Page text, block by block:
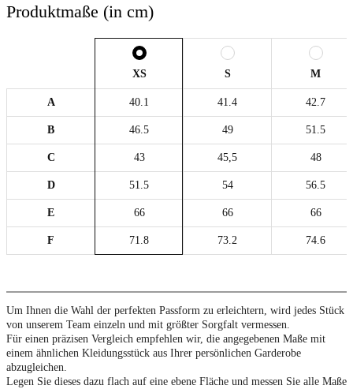
Produktmaße (in cm)
XS S M
A 40.1 41.4 42.7
B 46.5 49 51.5
C 43 45,5 48
D 51.5 54 56.5
E 66 66 66
F 71.8 73.2 74.6
Um Ihnen die Wahl der perfekten Passform zu erleichtern, wird jedes Stück
von unserem Team einzeln und mit größter Sorgfalt vermessen.
Für einen präzisen Vergleich empfehlen wir, die angegebenen Maße mit
einem ähnlichen Kleidungsstück aus Ihrer persönlichen Garderobe
abzugleichen.
Legen Sie dieses dazu flach auf eine ebene Fläche und messen Sie alle Maße